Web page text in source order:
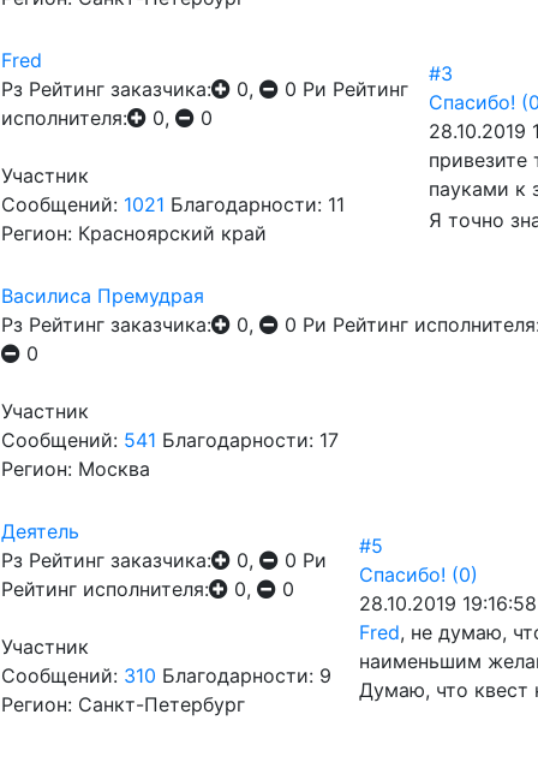
Fred
Рз Рейтинг заказчика: 0, 0 Ри Рейтинг
исполнителя:
0, 0
Участник
Сообщений: 1021 Благодарности: 11
Регион: Красноярский край
#3
Спасибо!
28.10.2019
пауками к
Я точно
Василиса Премудрая
Рз Рейтинг заказчика: 0, 0 Ри Рейтинг
0
Участник
Сообщений: 541 Благодарности: 17
Регион: Москва
Деятель
Рз Рейтинг заказчика: 0, 0 Ри
Рейтинг исполнителя:
0, 0
Участник
Сообщений: 310 Благодарности: 9
Регион: Санкт-Петербург
#5
Спасибо! (0)
28.10.2019 19:16:58
Fred, не думаю,
наименьшим
Думаю, что квест